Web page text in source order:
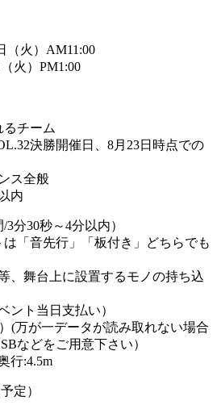
（火）AM11:00
火）PM1:00
るチーム
決勝開催日、8月23日時点での
ス全般
内
3分30秒～4分以内）
「音先行」「板付き」どちらでも
、舞台上に設置するモノの持ち込
ント当日支払い）
(万が一データが読み取れない場合
などをご用意下さい）
行:4.5m
定）